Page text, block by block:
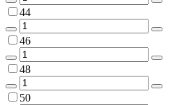
44
46
48
50